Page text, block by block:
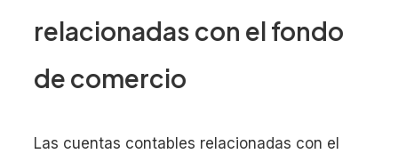
relacionadas con el fondo
de comercio
Las cuentas contables relacionadas con el